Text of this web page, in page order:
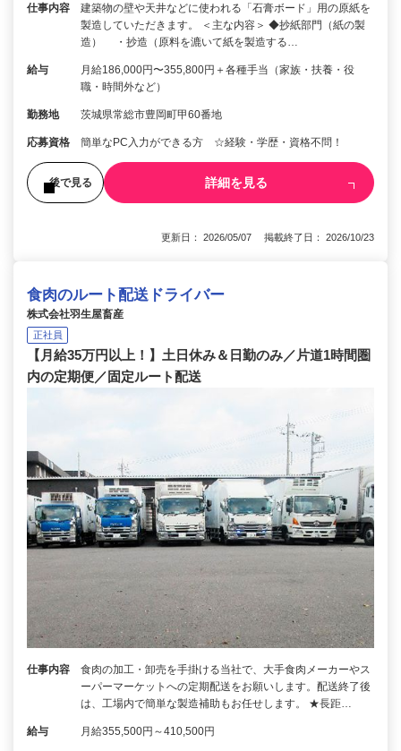
仕事内容
建築物の壁や天井などに使われる「石膏ボード」用の原紙を
製造していただきます。 ＜主な内容＞ ◆抄紙部門（紙の製
造） ・抄造（原料を漉いて紙を製造する…
給与
月給186,000円〜355,800円＋各種手当（家族・扶養・役
職・時間外など）
勤務地 茨城県常総市豊岡町甲60番地
応募資格 簡単なPC入力ができる方 ☆経験・学歴・資格不問！
後で見る 詳細を見る
更新日： 2026/05/07 掲載終了日： 2026/10/23
食肉のルート配送ドライバー
株式会社羽生屋畜産
正社員
【月給35万円以上！】土日休み＆日勤のみ／片道1時間圏
内の定期便／固定ルート配送
仕事内容
食肉の加工・卸売を手掛ける当社で、大手食肉メーカーやス
ーパーマーケットへの定期配送をお願いします。配送終了後
は、工場内で簡単な製造補助もお任せします。 ★長距…
給与 月給355,500円～410,500円